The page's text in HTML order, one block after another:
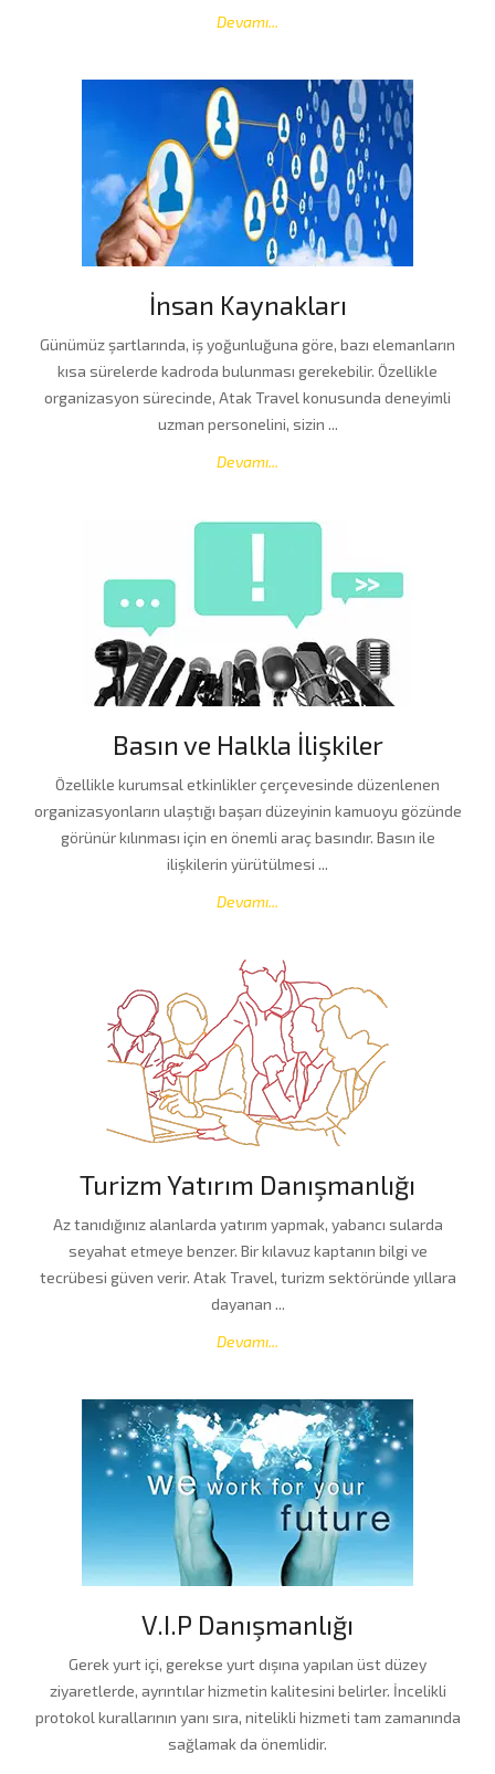
Devamı...
İnsan Kaynakları
Günümüz şartlarında, iş yoğunluğuna göre, bazı elemanların
kısa sürelerde kadroda bulunması gerekebilir. Özellikle
organizasyon sürecinde, Atak Travel konusunda deneyimli
uzman personelini, sizin ...
Devamı...
Basın ve Halkla İlişkiler
Özellikle kurumsal etkinlikler çerçevesinde düzenlenen
organizasyonların ulaştığı başarı düzeyinin kamuoyu gözünde
görünür kılınması için en önemli araç basındır. Basın ile
ilişkilerin yürütülmesi ...
Devamı...
Turizm Yatırım Danışmanlığı
Az tanıdığınız alanlarda yatırım yapmak, yabancı sularda
seyahat etmeye benzer. Bir kılavuz kaptanın bilgi ve
tecrübesi güven verir. Atak Travel, turizm sektöründe yıllara
dayanan ...
Devamı...
V.I.P Danışmanlığı
Gerek yurt içi, gerekse yurt dışına yapılan üst düzey
ziyaretlerde, ayrıntılar hizmetin kalitesini belirler. İncelikli
protokol kurallarının yanı sıra, nitelikli hizmeti tam zamanında
sağlamak da önemlidir.